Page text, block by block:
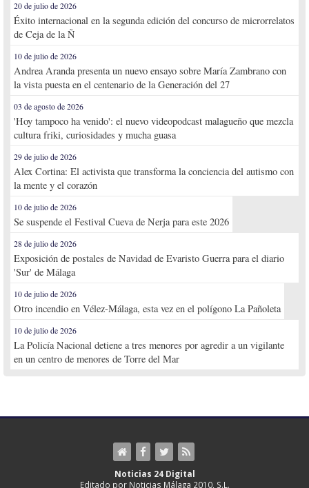
20 de julio de 2026
Éxito internacional en la segunda edición del concurso de microrrelatos
de Ceja de la Ñ
10 de julio de 2026
Andrea Aranda presenta un nuevo ensayo sobre María Zambrano con
la vista puesta en el centenario de la Generación del 27
03 de agosto de 2026
'Hoy tampoco ha venido': el nuevo videopodcast malagueño que mezcla
cultura friki, curiosidades y mucha guasa
29 de julio de 2026
Alex Cortina: El activista que transforma la conciencia del autismo con
la mente y el corazón
10 de julio de 2026
Se suspende el Festival Cueva de Nerja para este 2026
28 de julio de 2026
Exposición de postales de Navidad de Evaristo Guerra para el diario
'Sur' de Málaga
10 de julio de 2026
Otro incendio en Vélez-Málaga, esta vez en el polígono La Pañoleta
10 de julio de 2026
La Policía Nacional detiene a tres menores por agredir a un vigilante
en un centro de menores de Torre del Mar
Noticias 24 Digital
Editado por Noticias Málaga 2010, S.L.